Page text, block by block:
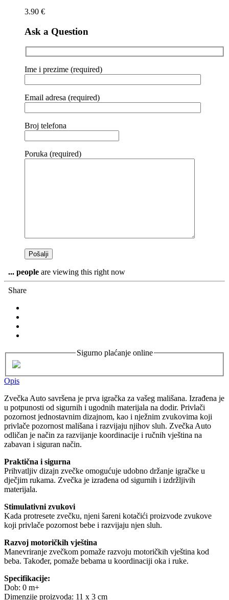
3.90 €
Ask a Question
Ime i prezime (required)
Email adresa (required)
Broj telefona
Poruka (required)
... people are viewing this right now
Share
Sigurno plaćanje online
Opis
Zvečka Auto savršena je prva igračka za vašeg mališana. Izrađena je
u potpunosti od sigurnih i ugodnih materijala na dodir. Privlači
pozornost jednostavnim dizajnom, kao i nježnim zvukovima koji
privlače pozornost mališana i razvijaju njihov sluh. Zvečka Auto
odličan je način za razvijanje koordinacije i ručnih vještina na
zabavan i siguran način.
Praktična i sigurna
Prihvatljiv dizajn zvečke omogućuje udobno držanje igračke u
dječjim rukama. Zvečka je izrađena od sigurnih i izdržljivih
materijala.
Stimulativni zvukovi
Kada protresete zvečku, njeni šareni kotačići proizvode zvukove
koji privlače pozornost bebe i razvijaju njen sluh.
Razvoj motoričkih vještina
Manevriranje zvečkom pomaže razvoju motoričkih vještina kod
beba. Također, pomaže bebama u koordinaciji oka i ruke.
Specifikacije:
Dob: 0 m+
Dimenzije proizvoda: 11 x 3 cm